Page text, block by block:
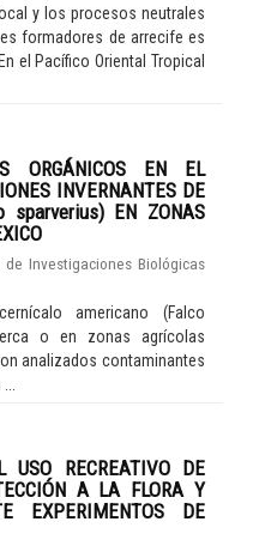
y los procesos neutrales
formadores de arrecife es
el Pacífico Oriental Tropical
ORGÁNICOS EN EL
INVERNANTES DE
sparverius) EN ZONAS
de Investigaciones Biológicas
americano (Falco
o en zonas agrícolas
analizados contaminantes
USO RECREATIVO DE
A LA FLORA Y
EXPERIMENTOS DE